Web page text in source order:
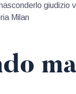
giudizio
Milan